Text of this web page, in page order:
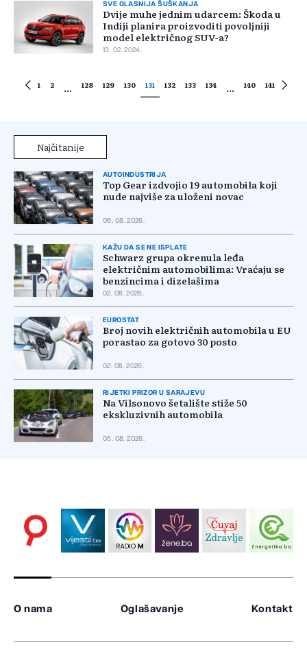
SVE GLASNIJA ŠUŠKANJA
Dvije muhe jednim udarcem: Škoda u
Indiji planira proizvoditi povoljniji
model električnog SUV-a?
13. 02. 2024.
1 2 ... 128 129 130 131 132 133 134 ... 140 141
Najčitanije
AUTOINDUSTRIJA
Top Gear izdvojio 19 automobila koji
nude najviše za uloženi novac
06. 08. 2026.
KAŽU DA SE NE ISPLATE
Schwarz grupa okrenula leđa
električnim automobilima: Vraćaju se
benzincima i dizelašima
02. 08. 2026.
EUROSTAT
Broj novih električnih automobila u EU
porastao za gotovo 30 posto
02. 08. 2026.
RIJETKI PRIZOR U SARAJEVU
Na Vilsonovo šetalište stiže 50
ekskluzivnih automobila
05. 08. 2026.
O nama Oglašavanje Kontakt